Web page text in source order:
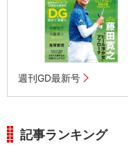
週刊GD最新号
記事ランキング